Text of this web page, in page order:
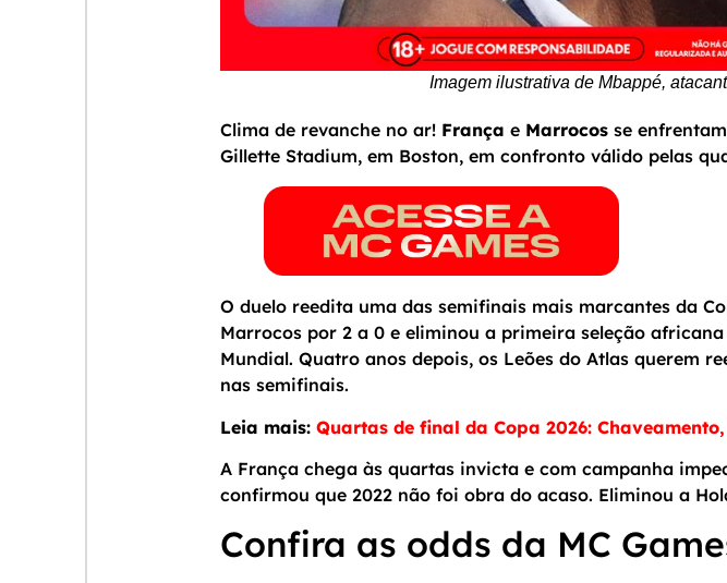
Imagem ilustrativa de Mbappé,
Clima de revanche no ar! França e Marrocosse
Gillette Stadium, em Boston, em confronto válido pelas
O duelo reedita uma das semifinais mais marcantes da
Marrocos por 2 a 0 e eliminou a primeira seleção
Mundial. Quatro anos depois, os Leões do Atlas querem
nas semifinais.
Leia mais: Quartas de final da Copa 2026:
A França chega às quartas invicta e com campanha
confirmou que 2022 não foi obra do acaso. Eliminou a
Confira as odds da MC